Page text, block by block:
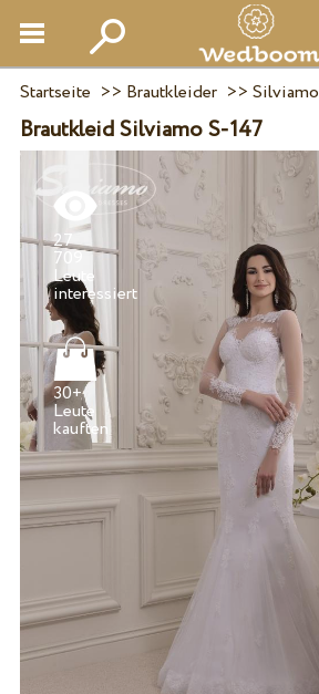
Startseite >> Brautkleider>> Silviamo
Brautkleid Silviamo S-147
27
709
Leute
30+
Leute